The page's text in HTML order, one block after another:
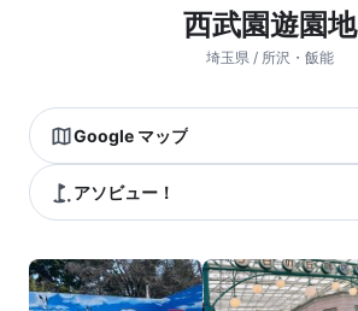
西武園遊園地
埼玉県 / 所沢・飯能
Google マップ
アソビュー！